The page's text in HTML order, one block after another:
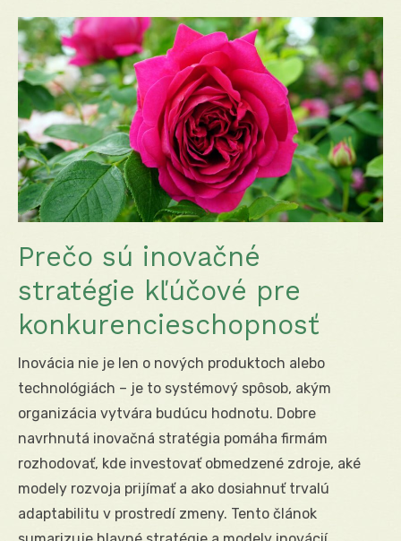
Prečo sú inovačné
stratégie kľúčové pre
konkurencieschopnosť
Inovácia nie je len o nových produktoch alebo
technológiách – je to systémový spôsob, akým
organizácia vytvára budúcu hodnotu. Dobre
navrhnutá inovačná stratégia pomáha firmám
rozhodovať, kde investovať obmedzené zdroje, aké
modely rozvoja prijímať a ako dosiahnuť trvalú
adaptabilitu v prostredí zmeny. Tento článok